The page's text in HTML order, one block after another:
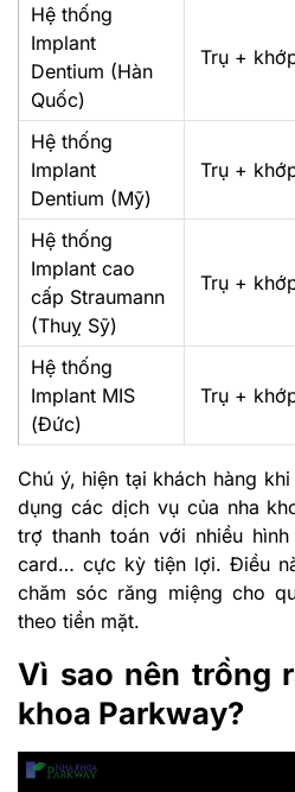
Hệ thống
Implant
Dentium (Hàn
Quốc)
Trụ +
Hệ thống
Implant
Dentium (Mỹ)
Trụ +
Hệ thống
Implant cao
cấp Straumann
(Thuỵ Sỹ)
Trụ +
Hệ thống
Implant MIS
(Đức)
Trụ +
Chú ý, hiện tại khách hàng
dụng các dịch vụ của nha
trợ thanh toán với nhiều
card… cực kỳ tiện lợi. Điều
chăm sóc răng miệng cho
theo tiền mặt.
Vì sao nên trồng
khoa Parkway?